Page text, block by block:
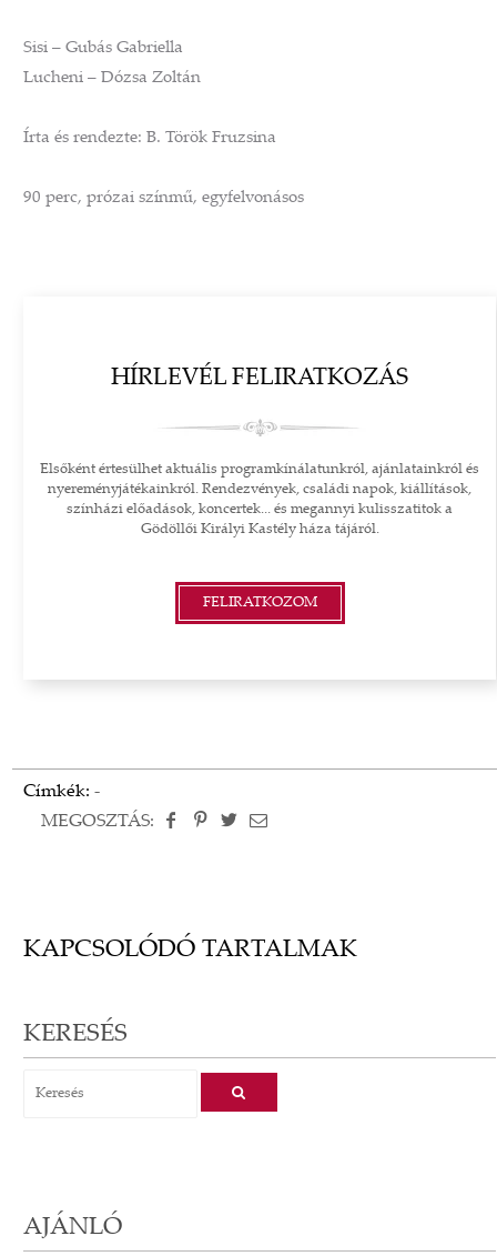
Sisi – Gubás Gabriella
Lucheni – Dózsa Zoltán
Írta és rendezte: B. Török Fruzsina
90 perc, prózai színmű, egyfelvonásos
HÍRLEVÉL FELIRATKOZÁS
Elsőként értesülhet aktuális programkínálatunkról, ajánlatainkról és
nyereményjátékainkról. Rendezvények, családi napok, kiállítások,
színházi előadások, koncertek... és megannyi kulisszatitok a
Gödöllői Királyi Kastély háza tájáról.
FELIRATKOZOM
Címkék: -
MEGOSZTÁS:
KAPCSOLÓDÓ TARTALMAK
KERESÉS
AJÁNLÓ